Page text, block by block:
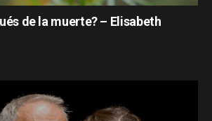
de la muerte? – Elisabeth